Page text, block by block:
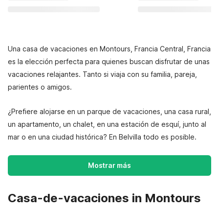
Una casa de vacaciones en Montours, Francia Central, Francia
es la elección perfecta para quienes buscan disfrutar de unas
vacaciones relajantes. Tanto si viaja con su familia, pareja,
parientes o amigos.
¿Prefiere alojarse en un parque de vacaciones, una casa rural,
un apartamento, un chalet, en una estación de esquí, junto al
mar o en una ciudad histórica? En Belvilla todo es posible.
Mostrar más
Casa-de-vacaciones in Montours